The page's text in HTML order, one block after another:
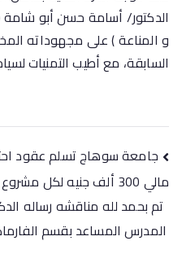
الدكتور/ أسامة حسن أبو شامة
و المناعة ) على مجهوداته
السابقة، مع أطيب التمنيات
مالي 300 ألف جنيه لكل مشروع
تم بحمد لله مناقشه رساله
المدرس المساعد بقسم